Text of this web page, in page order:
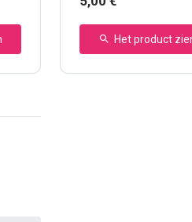
Het product